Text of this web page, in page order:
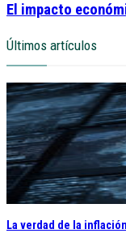
El impacto
Últimos artículos
La verdad de la inflación